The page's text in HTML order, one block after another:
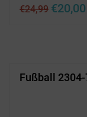
€24,99
Preis
€20,00
Fußball